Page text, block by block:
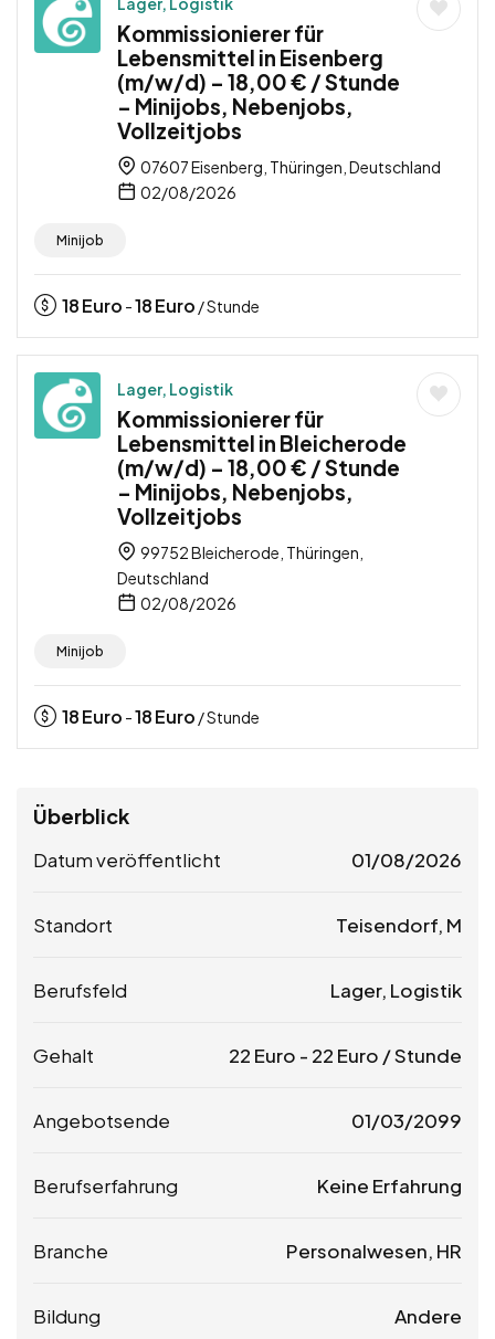
Kommissionierer für
Lebensmittel in Eisenberg
(m/w/d) – 18,00 € / Stunde
– Minijobs, Nebenjobs,
Vollzeitjobs
07607 Eisenberg, Thüringen, Deutschland
02/08/2026
Minijob
18Euro -18Euro / Stunde
Lager, Logistik
Kommissionierer für
Lebensmittel in Bleicherode
(m/w/d) – 18,00 € / Stunde
– Minijobs, Nebenjobs,
Vollzeitjobs
99752 Bleicherode, Thüringen,
Deutschland
02/08/2026
Minijob
18Euro -18Euro / Stunde
Überblick
Datum veröffentlicht 01/08/2026
Standort Teisendorf, M
Berufsfeld Lager, Logistik
Gehalt 22 Euro - 22 Euro / Stunde
Angebotsende 01/03/2099
Berufserfahrung Keine Erfahrung
Branche Personalwesen, HR
Bildung Andere